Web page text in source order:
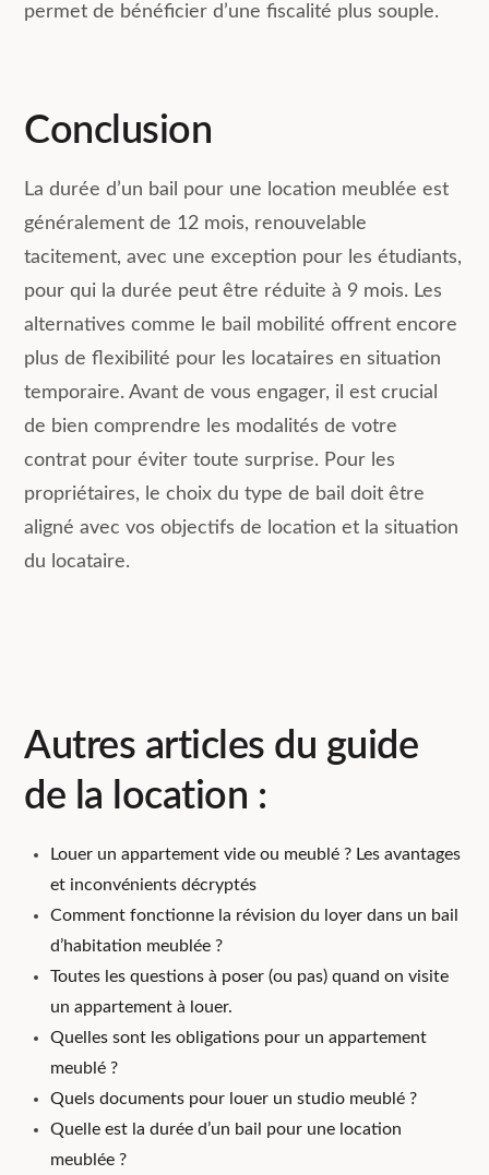
permet de bénéficier d’une fiscalité plus souple.
Conclusion
La durée d’un bail pour une location meublée est
généralement de 12 mois, renouvelable
tacitement, avec une exception pour les étudiants,
pour qui la durée peut être réduite à 9 mois. Les
alternatives comme le bail mobilité offrent encore
plus de flexibilité pour les locataires en situation
temporaire. Avant de vous engager, il est crucial
de bien comprendre les modalités de votre
contrat pour éviter toute surprise. Pour les
propriétaires, le choix du type de bail doit être
aligné avec vos objectifs de location et la situation
du locataire.
Autres articles du guide
de la location :
Louer un appartement vide ou meublé ? Les avantages
et inconvénients décryptés
Comment fonctionne la révision du loyer dans un bail
d’habitation meublée ?
Toutes les questions à poser (ou pas) quand on visite
un appartement à louer.
Quelles sont les obligations pour un appartement
meublé ?
Quels documents pour louer un studio meublé ?
Quelle est la durée d’un bail pour une location
meublée ?